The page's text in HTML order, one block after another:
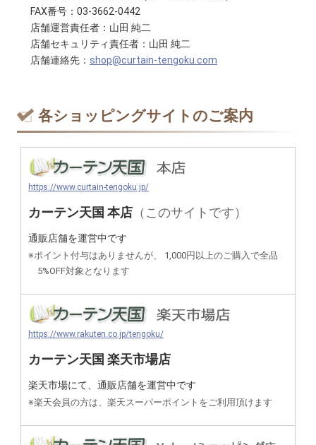
FAX番号：03-3662-0442
店舗運営責任者：山田 純二
店舗セキュリティ責任者：山田 純二
店舗連絡先： shop@curtain-tengoku.com
各ショッピングサイトのご案内
https://www.curtain-tengoku.jp/
カーテン天国 本店 （このサイトです）
通販店舗を運営中です
※ポイント付与はありませんが、
1,000円以上のご購入で全品
5%OFF対象となります
https://www.rakuten.co.jp/tengoku/
カーテン天国 楽天市場店
楽天市場にて、通販店舗を運営中です
※楽天会員の方は、楽天スーパーポイントをご利用頂けます